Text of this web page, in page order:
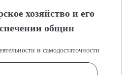
хозяйство и его
общин
и самодостаточности